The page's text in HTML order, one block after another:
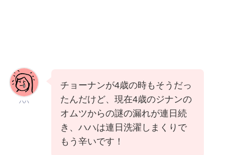
ハハ
チョーナンが4歳の時もそうだっ
たんだけど、現在4歳のジナンの
オムツからの謎の漏れが連日続
き、ハハは連日洗濯しまくりで
もう辛いです！